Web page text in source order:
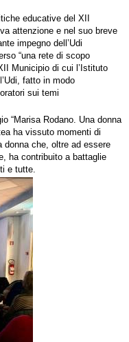
educative del XII
attenzione e nel suo breve
impegno dell’Udi
“una rete di scopo
Municipio di cui l’Istituto
fatto in modo
sui temi
“Marisa Rodano. Una donna
ha vissuto momenti di
donna che, oltre ad essere
ha contribuito a battaglie
e tutte.